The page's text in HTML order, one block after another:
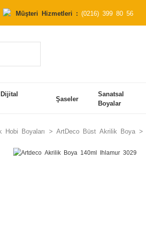
Müşteri Hizmetleri : (0216) 399 80 56
Şaseler
Sanatsal
Boyalar
Hobi Boyaları ArtDeco Büst Akrilik Boya